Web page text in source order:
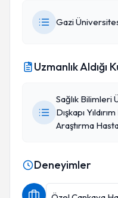
Gazi
Uzmanlık Aldığı
Sağlık Bilimleri
Dışkapı
Araştırma
Deneyimler